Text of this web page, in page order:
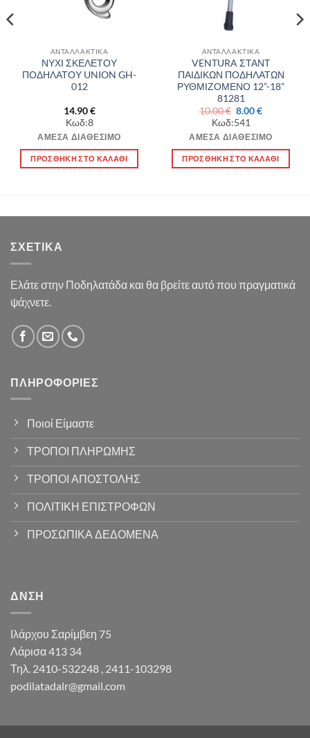
ΑΝΤΑΛΛΑΚΤΙΚΑ
ΝΥΧΙ ΣΚΕΛΕΤΟΥ
ΠΟΔΗΛΑΤΟΥ UNION GH-
012
14.90€
Κωδ:8
ΆΜΕΣΑ ΔΙΑΘΈΣΙΜΟ
ΠΡΟΣΘΉΚΗ ΣΤΟ ΚΑΛΆΘΙ
ΑΝΤΑΛΛΑΚΤΙΚΑ
VENTURA ΣΤΑΝΤ
ΠΑΙΔΙΚΩΝ ΠΟΔΗΛΑΤΩΝ
ΡΥΘΜΙΖΟΜΕΝΟ 12”-18”
81281
10.00€ Original
price
was:
10.00 €.
8.00€Η
είναι:
8.00 €.
Κωδ:541
ΆΜΕΣΑ ΔΙΑΘΈΣΙΜΟ
ΠΡΟΣΘΉΚΗ ΣΤΟ ΚΑΛΆΘΙ
ΣΧΕΤΙΚΆ
Ελάτε στην Ποδηλατάδα και θα βρείτε αυτό που πραγματικά
ψάχνετε.
ΠΛΗΡΟΦΟΡΊΕΣ
Ποιοί Είμαστε
ΤΡΟΠΟΙ ΠΛΗΡΩΜΗΣ
ΤΡΟΠΟΙ ΑΠΟΣΤΟΛΗΣ
ΠΟΛΙΤΙΚΗ ΕΠΙΣΤΡΟΦΩΝ
ΠΡΟΣΩΠΙΚΑ ΔΕΔΟΜΕΝΑ
ΔΝΣΗ
Ιλάρχου Σαρίμβεη 75
Λάρισα 413 34
Τηλ. 2410-532248 , 2411-103298
podilatadalr@gmail.com